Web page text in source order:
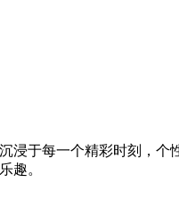
浸于每一个精彩时刻，个
趣。